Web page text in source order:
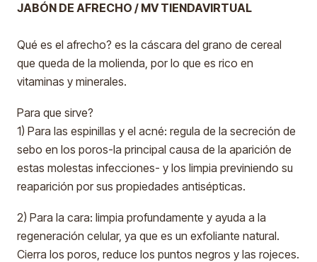
JABÓN DE AFRECHO / MV TIENDAVIRTUAL
Qué es el afrecho? es la cáscara del grano de cereal
que queda de la molienda, por lo que es rico en
vitaminas y minerales.
Para que sirve?
1) Para las espinillas y el acné: regula de la secreción de
sebo en los poros-la principal causa de la aparición de
estas molestas infecciones- y los limpia previniendo su
reaparición por sus propiedades antisépticas.
2) Para la cara: limpia profundamente y ayuda a la
regeneración celular, ya que es un exfoliante natural.
Cierra los poros, reduce los puntos negros y las rojeces.